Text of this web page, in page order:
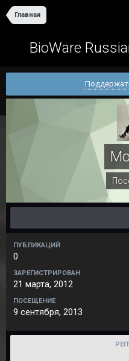
Главная
BioWare
ПУБЛИКАЦИЙ
0
ЗАРЕГИСТРИРОВАН
21 марта, 2012
ПОСЕЩЕНИЕ
9 сентября, 2013